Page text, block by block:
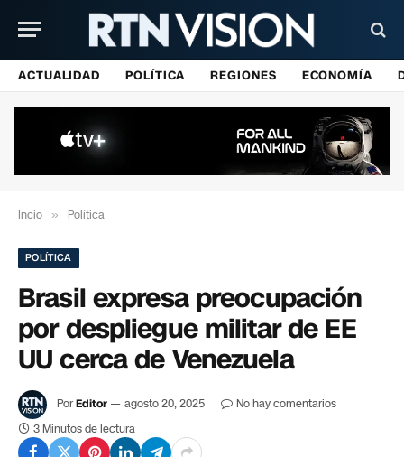
ACTUALIDAD POLÍTICA REGIONES ECONOMÍA
Incio » Política
POLÍTICA
Brasil expresa preocupación
por despliegue militar de EE
UU cerca de Venezuela
PorEditor agosto 20, 2025
No hay comentarios
3 Minutos de lectura